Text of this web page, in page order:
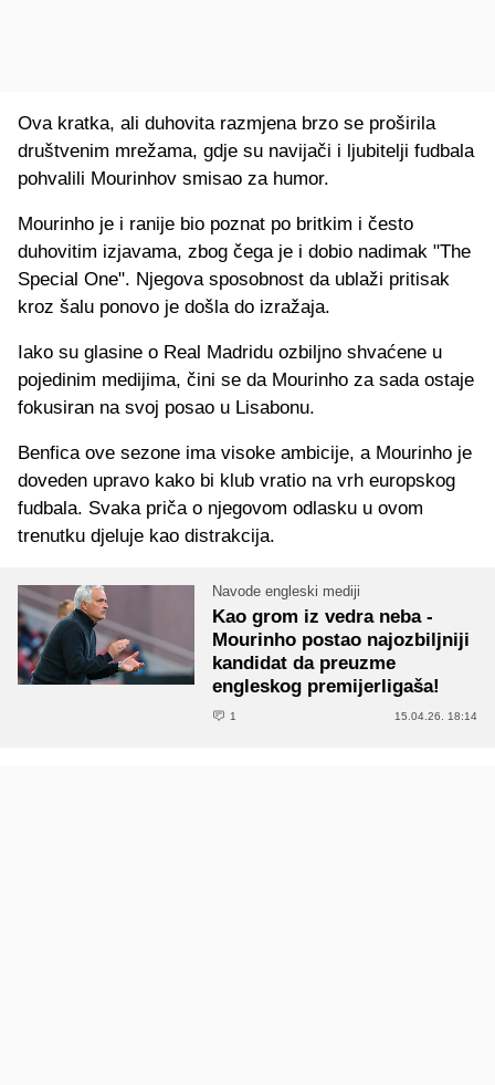
Ova kratka, ali duhovita razmjena brzo se proširila
društvenim mrežama, gdje su navijači i ljubitelji fudbala
pohvalili Mourinhov smisao za humor.
Mourinho je i ranije bio poznat po britkim i često
duhovitim izjavama, zbog čega je i dobio nadimak "The
Special One". Njegova sposobnost da ublaži pritisak
kroz šalu ponovo je došla do izražaja.
Iako su glasine o Real Madridu ozbiljno shvaćene u
pojedinim medijima, čini se da Mourinho za sada ostaje
fokusiran na svoj posao u Lisabonu.
Benfica ove sezone ima visoke ambicije, a Mourinho je
doveden upravo kako bi klub vratio na vrh europskog
fudbala. Svaka priča o njegovom odlasku u ovom
trenutku djeluje kao distrakcija.
Navode engleski mediji
Kao grom iz vedra neba -
Mourinho postao najozbiljniji
kandidat da preuzme
engleskog premijerligaša!
1 15.04.26. 18:14